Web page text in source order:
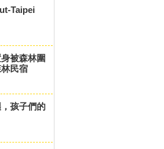
Taipei
被森林圍
民宿
孩子們的